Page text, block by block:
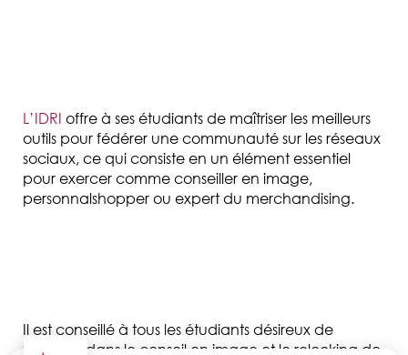
L’IDRI offre à ses étudiantsde maîtriser les meilleurs
outils pourfédérer une communauté sur les réseaux
sociaux, ce qui consiste en un élément essentiel
pour exercer comme conseiller en image,
personnalshopperou expert du merchandising.
Il est conseillé à tous les étudiants désireux de
travailler dans le conseil en image et le relooking de